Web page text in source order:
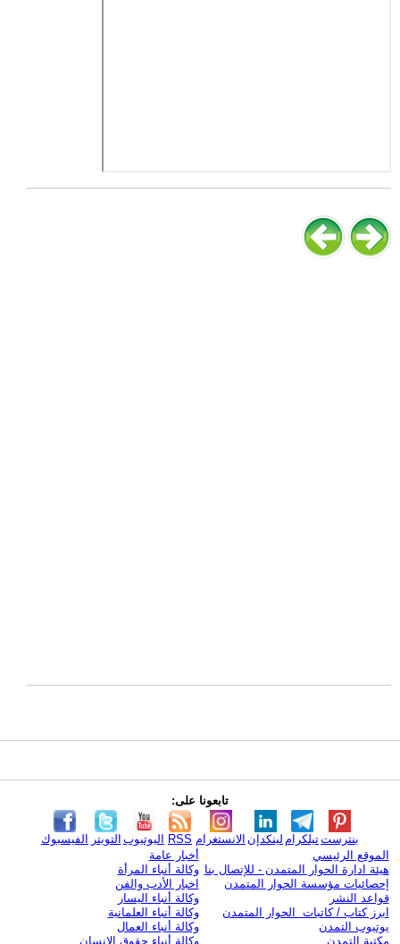
تابعونا على:
الفيسبوك التويتر اليوتيوب RSS الانستغرام لينكدإن تيلكرامبنترست
الموقع الرئيسي
هيئة ادارة الحوار المتمدن - للإتصال بنا
إحصائيات مؤسسة الحوار المتمدن
قواعد النشر
ابرز كتاب / كاتبات الحوار المتمدن
يوتيوب التمدن
مكتبة التمدن
أخبار عامة
وكالة أنباء المرأة
اخبار الأدب والفن
وكالة أنباء اليسار
وكالة أنباء العلمانية
وكالة أنباء العمال
وكالة أنباء حقوق الإنسان